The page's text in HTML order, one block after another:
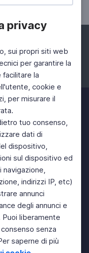
privacy
sui propri siti web
per garantire la
facilitare la
cookie e
per misurare il
tuo consenso,
dati di
dispositivo,
sul dispositivo ed
indirizzi IP, etc)
annunci
degli annunci e
liberamente
senza
saperne di più
Twitter